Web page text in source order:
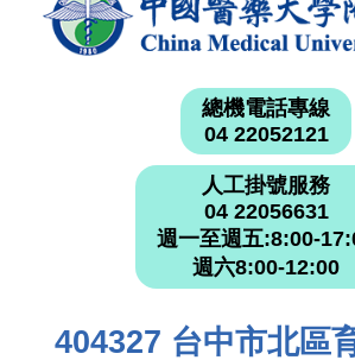
總機電話專線
04 22052121
人工掛號服務
04 22056631
週一至週五:8:00-
週六8:00-12:00
404327 台中市北區